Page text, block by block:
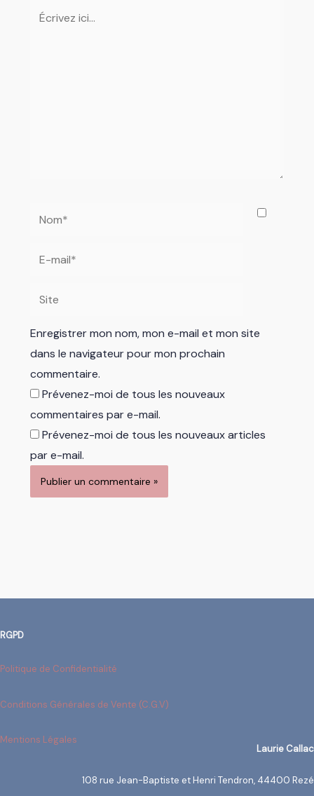
Écrivez
Nom*
E-
Site
Enregistrer mon nom, mon e-mail et mon site
dans le navigateur pour mon prochain
commentaire.
Prévenez-moi de tous les nouveaux
commentaires par e-mail.
Prévenez-moi de tous les nouveaux articles
par e-mail.
RGPD
Politique de Confidentialité
Conditions Générales de Vente (C.G.V)
Mentions Légales
Laurie Callac
108 rue Jean-Baptiste et Henri Tendron, 44400 Rezé